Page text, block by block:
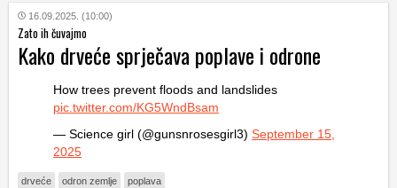
16.09.2025. (10:00)
Zato ih čuvajmo
Kako drveće sprječava poplave i odrone
How trees prevent floods and landslides
pic.twitter.com/KG5WndBsam
— Science girl (@gunsnrosesgirl3) September 15,
2025
drveće odron zemlje poplava